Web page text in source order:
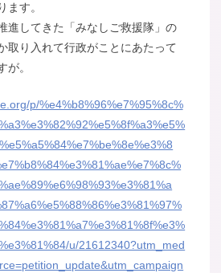
ます。
進してきた「みなしご救援隊」の
取り入れて行政がことにあたって
が。
p/%e4%b8%96%e7%95%8c%
u/21612340?utm_med